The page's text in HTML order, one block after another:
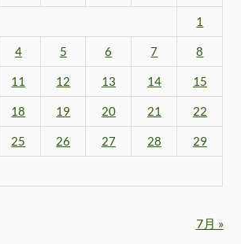
1
4 5 6 7 8
11 12 13 14 15
18 19 20 21 22
25 26 27 28 29
7月 »